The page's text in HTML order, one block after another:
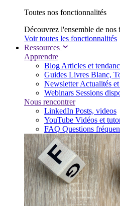
Toutes nos fonctionnalités
Découvrez l'ensemble de
Voir toutes les fonctionnalités
Ressources
Apprendre
Blog Articles et
Guides Livres Blanc,
Newsletter Actualités
Webinars Sessions
Nous rencontrer
LinkedIn Posts, videos
YouTube Vidéos et
FAQ Questions